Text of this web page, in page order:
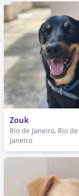
Zouk
Rio de Janeiro, Rio de
Janeiro